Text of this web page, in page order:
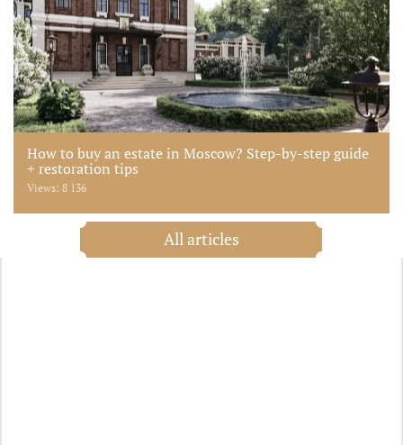
How to buy an estate in Moscow? Step-by-step guide
+ restoration tips
Views: 8 136
All articles